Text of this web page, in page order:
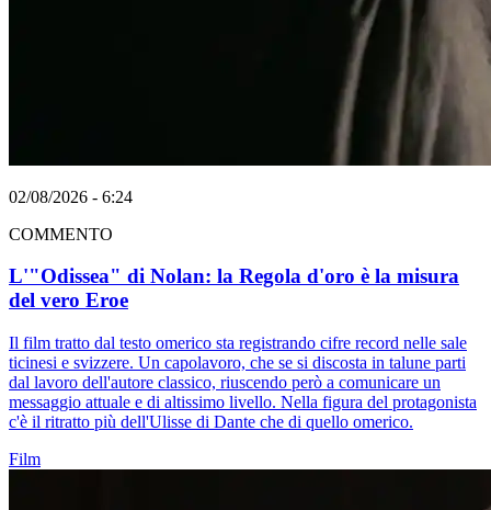
02/08/2026 - 6:24
COMMENTO
L'"Odissea" di Nolan: la Regola d'oro è la misura
del vero Eroe
Il film tratto dal testo omerico sta registrando cifre record nelle sale
ticinesi e svizzere. Un capolavoro, che se si discosta in talune parti
dal lavoro dell'autore classico, riuscendo però a comunicare un
messaggio attuale e di altissimo livello. Nella figura del protagonista
c'è il ritratto più dell'Ulisse di Dante che di quello omerico.
Film